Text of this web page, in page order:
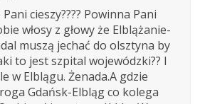
cieszy???? Powinna Pani
włosy z głowy że Elblążanie-
muszą jechać do olsztyna by
to jest szpital wojewódzki?? I
w Elblągu. Żenada.A gdzie
Gdańsk-Elbląg co kolega